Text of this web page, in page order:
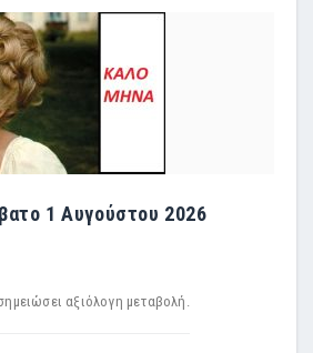
1 Αυγούστου 2026
αξιόλογη μεταβολή.